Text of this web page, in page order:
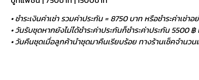
• ชำระเงินค่าเช่า รวมค่าประกัน = 8750 บาท หรือชำระค่าเ
• วันรับชุดหากยังไม่ได้ชำระค่าประกันก็ชำระค่าประกัน 5500
• วันคืนชุดเมื่อลูกค้านำชุดมาคืนเรียบร้อย ทางร้านเช็คจำนว